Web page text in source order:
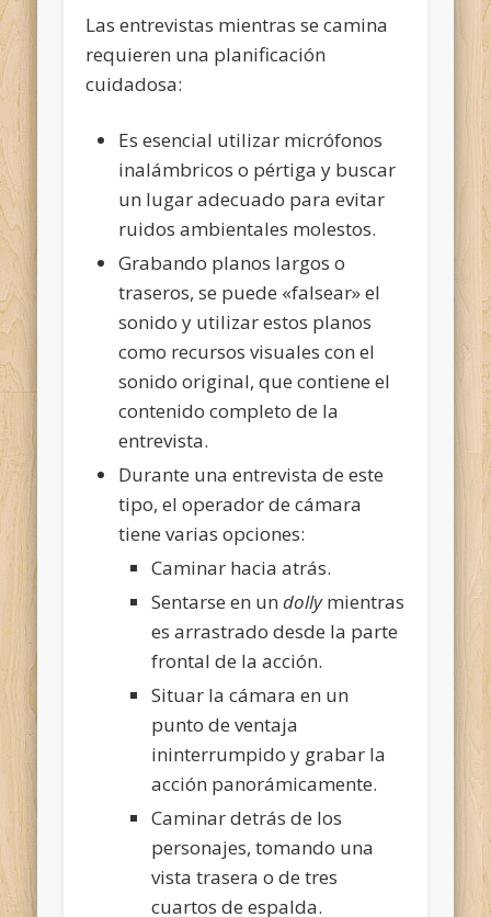
Las entrevistas mientras se camina
requieren una planificación
cuidadosa:
Es esencial utilizar micrófonos
inalámbricos o pértiga y buscar
un lugar adecuado para evitar
ruidos ambientales molestos.
Grabando planos largos o
traseros, se puede «falsear» el
sonido y utilizar estos planos
como recursos visuales con el
sonido original, que contiene el
contenido completo de la
entrevista.
Durante una entrevista de este
tipo, el operador de cámara
tiene varias opciones:
Caminar hacia atrás.
Sentarse en undollymientras
es arrastrado desde la parte
frontal de la acción.
Situar la cámara en un
punto de ventaja
ininterrumpido y grabar la
acción panorámicamente.
Caminar detrás de los
personajes, tomando una
vista trasera o de tres
cuartos de espalda.